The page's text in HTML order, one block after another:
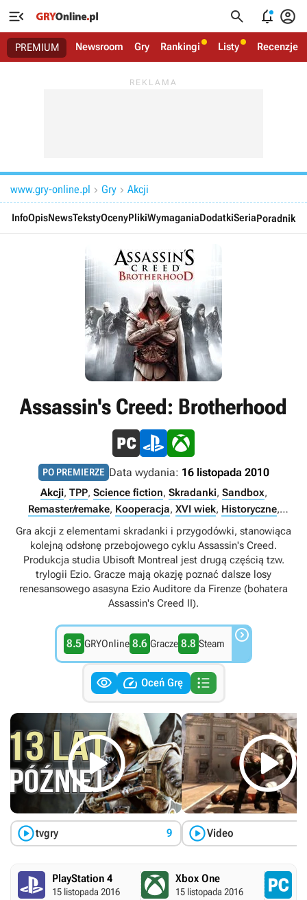
   
PREMIUM Newsroom Gry Rankingi Listy Recenzje
www.gry-online.pl  Gry  Akcji
InfoOpisNewsTekstyOcenyPlikiWymaganiaDodatkiSeriaPoradnik
Assassin's Creed: Brotherhood
PO PREMIERZE Data wydania: 16 listopada 2010
Akcji, TPP, Science fiction, Skradanki, Sandbox,
Remaster/remake, Kooperacja, XVI wiek, Historyczne,
Przygodowe gry akcji
Xbox Game Pass Ultimate
Multiplayer,Singleplayer, Internet
Gra akcji z elementami skradanki i przygodówki, stanowiąca
kolejną odsłonę przebojowego cyklu Assassin's Creed.
Produkcja studia Ubisoft Montreal jest drugą częścią tzw.
trylogii Ezio. Gracze mają okazję poznać dalsze losy
renesansowego asasyna Ezio Auditore da Firenze (bohatera
Assassin's Creed II).
8.5 GRYOnline 8.6 Gracze 8.8 Steam 
  Oceń Grę 

tvgry 9

Video
PlayStation 4
15 listopada 2016
Xbox One
15 listopada 2016